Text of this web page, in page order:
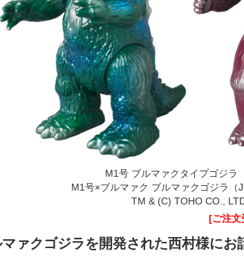
M1号 ブルマァクタイプゴジラ
M1号×ブルマァク ブルマァクゴジラ（
TM & (C) TOHO CO.,
[ご注文
ァクゴジラを開発された西村様にお